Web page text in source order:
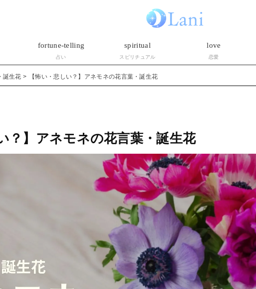
fortune-telling
占い
spiritual
スピリチュアル
love
恋愛
誕生花 【怖い・悲しい？】アネモネの花言葉・誕生花
？】アネモネの花言葉・誕生花